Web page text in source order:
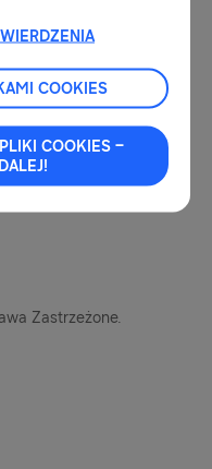
Zastrzeżone.
COOKIES
COOKIES –